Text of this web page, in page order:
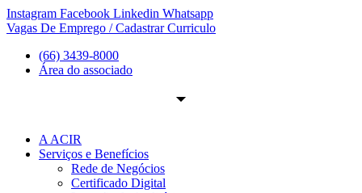
Ir
para
conteúdo
Instagram Facebook Linkedin Whatsapp
Vagas De Emprego / Cadastrar Curriculo
(66) 3439-8000
Área do associado
A ACIR
Serviços e Benefícios
Rede de Negócios
Certificado Digital